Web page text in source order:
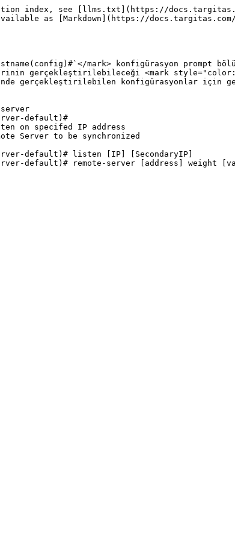
index, see [llms.txt](https://
as [Markdown](https://
mark> konfigürasyon prompt
gerçekleştirilebileceği <mark
gerçekleştirilebilen konfigürasyonlar için
default)#
specifed IP address
Server to be synchronized
default)# listen [IP] [SecondaryIP]
default)# remote-server [address] weight